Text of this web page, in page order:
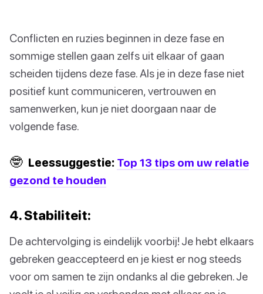
Conflicten en ruzies beginnen in deze fase en
sommige stellen gaan zelfs uit elkaar of gaan
scheiden tijdens deze fase. Als je in deze fase niet
positief kunt communiceren, vertrouwen en
samenwerken, kun je niet doorgaan naar de
volgende fase.
🤓 Leessuggestie: Top 13 tips om uw relatie
gezond te houden
4. Stabiliteit:
De achtervolging is eindelijk voorbij! Je hebt elkaars
gebreken geaccepteerd en je kiest er nog steeds
voor om samen te zijn ondanks al die gebreken. Je